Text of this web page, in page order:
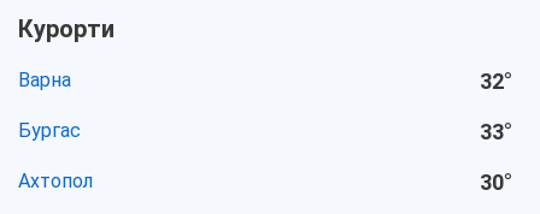
Курорти
Варна 32°
Бургас 33°
Ахтопол 30°